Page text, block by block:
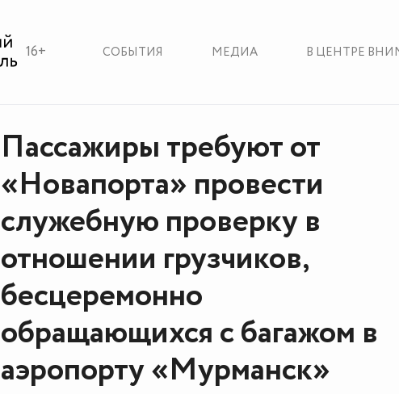
16+ СОБЫТИЯ МЕДИА В ЦЕНТРЕ
Пассажиры требуют от
«Новапорта» провести
служебную проверку в
отношении грузчиков,
бесцеремонно
обращающихся с багажом в
аэропорту «Мурманск»